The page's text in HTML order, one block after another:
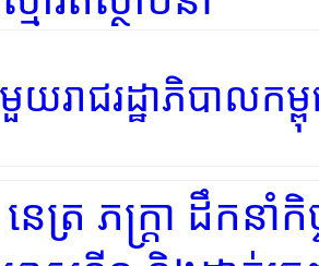
រាជរដ្ឋាភិបាលកម្ពុ